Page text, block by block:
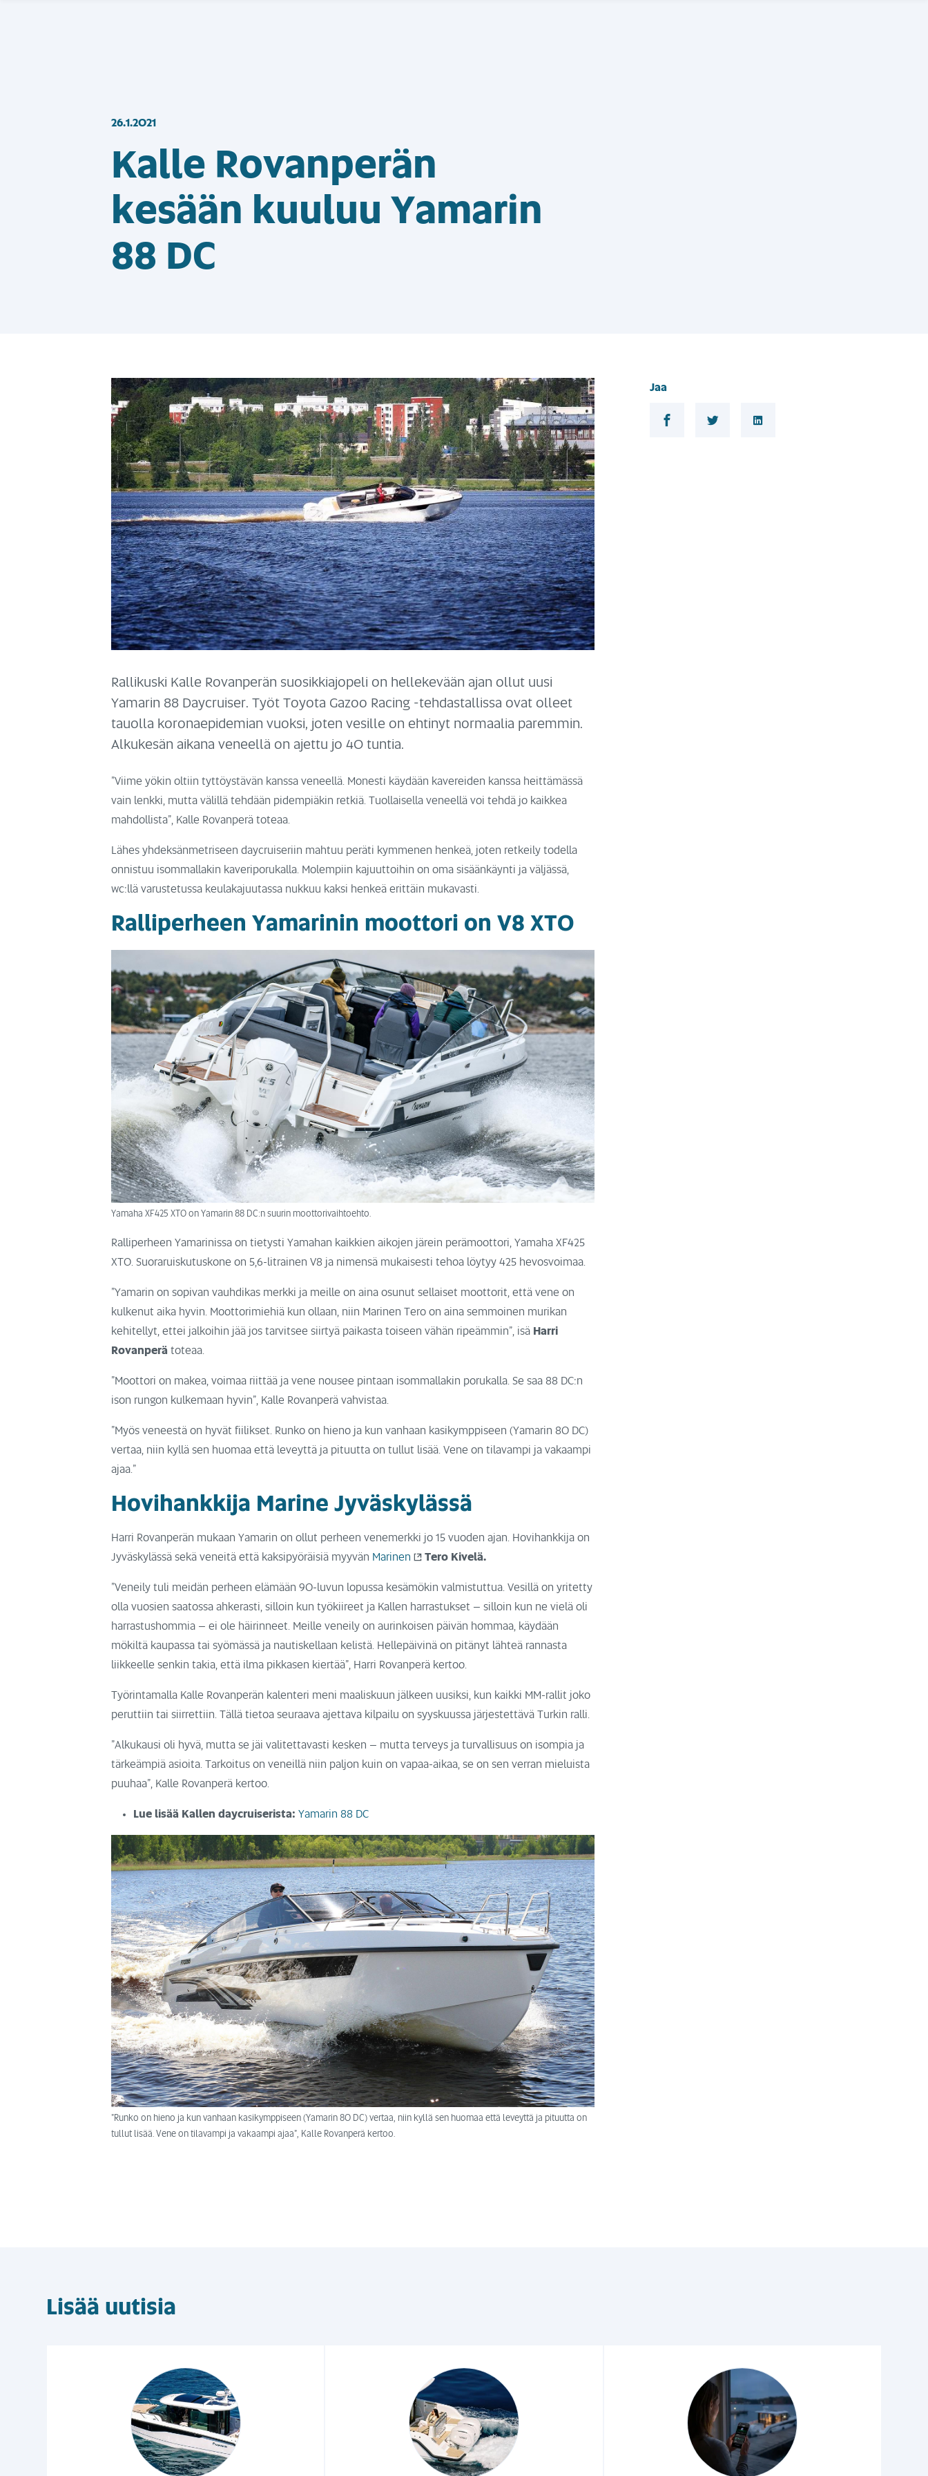
26.1.2021
Kalle Rovanperän
kesään kuuluu Yamarin
88 DC
Rallikuski Kalle Rovanperän suosikkiajopeli on hellekevään ajan ollut uusi
Yamarin 88 Daycruiser. Työt Toyota Gazoo Racing -tehdastallissa ovat olleet
tauolla koronaepidemian vuoksi, joten vesille on ehtinyt normaalia paremmin.
Alkukesän aikana veneellä on ajettu jo 40 tuntia.
”Viime yökin oltiin tyttöystävän kanssa veneellä. Monesti käydään kavereiden kanssa heittämässä
vain lenkki, mutta välillä tehdään pidempiäkin retkiä. Tuollaisella veneellä voi tehdä jo kaikkea
mahdollista”, Kalle Rovanperä toteaa.
Lähes yhdeksänmetriseen daycruiseriin mahtuu peräti kymmenen henkeä, joten retkeily todella
onnistuu isommallakin kaveriporukalla. Molempiin kajuuttoihin on oma sisäänkäynti ja väljässä,
wc:llä varustetussa keulakajuutassa nukkuu kaksi henkeä erittäin mukavasti.
Ralliperheen Yamarinin moottori on V8 XTO
Yamaha XF425 XTO on Yamarin 88 DC:n suurin moottorivaihtoehto.
Ralliperheen Yamarinissa on tietysti Yamahan kaikkien aikojen järein perämoottori, Yamaha XF425
XTO. Suoraruiskutuskone on 5,6-litrainen V8 ja nimensä mukaisesti tehoa löytyy 425 hevosvoimaa.
”Yamarin on sopivan vauhdikas merkki ja meille on aina osunut sellaiset moottorit, että vene on
kulkenut aika hyvin. Moottorimiehiä kun ollaan, niin Marinen Tero on aina semmoinen murikan
kehitellyt, ettei jalkoihin jää jos tarvitsee siirtyä paikasta toiseen vähän ripeämmin”, isä Harri
Rovanperä toteaa.
”Moottori on makea, voimaa riittää ja vene nousee pintaan isommallakin porukalla. Se saa 88 DC:n
ison rungon kulkemaan hyvin”, Kalle Rovanperä vahvistaa.
”Myös veneestä on hyvät fiilikset. Runko on hieno ja kun vanhaan kasikymppiseen (Yamarin 80 DC)
vertaa, niin kyllä sen huomaa että leveyttä ja pituutta on tullut lisää. Vene on tilavampi ja vakaampi
ajaa.”
Hovihankkija Marine Jyväskylässä
Harri Rovanperän mukaan Yamarin on ollut perheen venemerkki jo 15 vuoden ajan. Hovihankkija on
Jyväskylässä sekä veneitä että kaksipyöräisiä myyvän Marinen Tero Kivelä.
”Veneily tuli meidän perheen elämään 90-luvun lopussa kesämökin valmistuttua. Vesillä on yritetty
olla vuosien saatossa ahkerasti, silloin kun työkiireet ja Kallen harrastukset – silloin kun ne vielä oli
harrastushommia – ei ole häirinneet. Meille veneily on aurinkoisen päivän hommaa, käydään
mökiltä kaupassa tai syömässä ja nautiskellaan kelistä. Hellepäivinä on pitänyt lähteä rannasta
liikkeelle senkin takia, että ilma pikkasen kiertää”, Harri Rovanperä kertoo.
Työrintamalla Kalle Rovanperän kalenteri meni maaliskuun jälkeen uusiksi, kun kaikki MM-rallit joko
peruttiin tai siirrettiin. Tällä tietoa seuraava ajettava kilpailu on syyskuussa järjestettävä Turkin ralli.
”Alkukausi oli hyvä, mutta se jäi valitettavasti kesken – mutta terveys ja turvallisuus on isompia ja
tärkeämpiä asioita. Tarkoitus on veneillä niin paljon kuin on vapaa-aikaa, se on sen verran mieluista
puuhaa”, Kalle Rovanperä kertoo.
Lue lisää Kallen daycruiserista: Yamarin 88 DC
”Runko on hieno ja kun vanhaan kasikymppiseen (Yamarin 80 DC) vertaa, niin kyllä sen huomaa että leveyttä ja pituutta on
tullut lisää. Vene on tilavampi ja vakaampi ajaa”, Kalle Rovanperä kertoo.
Jaa
Jaa Facebookissa
Jaa Twitterissä
Lisää uutisia